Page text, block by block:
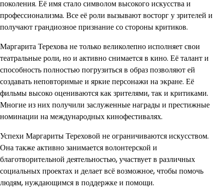
поколения. Её имя стало символом высокого искусства и
профессионализма. Все её роли вызывают восторг у зрителей и
получают грандиозное признание со стороны критиков.
Маргарита Терехова не только великолепно исполняет свои
театральные роли, но и активно снимается в кино. Её талант и
способность полностью погрузиться в образ позволяют ей
создавать неповторимые и яркие персонажи на экране. Её
фильмы высоко оцениваются как зрителями, так и критиками.
Многие из них получили заслуженные награды и престижные
номинации на международных кинофестивалях.
Успехи Маргариты Тереховой не ограничиваются искусством.
Она также активно занимается волонтерской и
благотворительной деятельностью, участвует в различных
социальных проектах и делает всё возможное, чтобы помочь
людям, нуждающимся в поддержке и помощи.